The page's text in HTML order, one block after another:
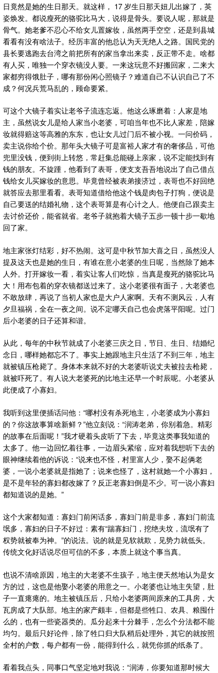
日竟然是她的生日那天。就这样， 17 岁生日那天妞儿出嫁了，英
姿焕发。都说瘦死的骆驼比马大，说得是骨头。要说人呢，那就是
骨气。她老爹不忍心不给女儿置嫁妆，虽然两手空空，还是到县城
看看有没有啥法子。经历丰富的他总认为天无绝人之路。国民党的
县长要逃跑去台湾之前把所有的家当拿出来卖，反正带不走。啥都
有人买，唯独一个穿衣镜没人要。一来这玩意不好搬回家，二来大
家都穷得饿肚子，哪有那份闲心照镜子？难道自己不认识自己了不
成？何况兵荒马乱的，顾命要紧。
可这个大镜子着实让老爷子流连忘返。他这么琢磨着：人家是地
主，虽然说女儿是给人家当小老婆，可咱当年也不比人家差，陪嫁
妆就得赔这等高雅的东东，也让女儿过门后不被小视。一问价码，
卖主说你给个价。那年头大镜子可是富裕人家才有的奢侈品，可他
兜里没钱，便到街上转悠，常赶集总能碰上亲家，说不定能找到有
钱的朋友。不旋踵，他看到了表哥，便支支吾吾地说出了自己借点
钱给女儿买嫁妆的意思。毕竟曾经被表弟接济过，表哥也不好回绝
就答应去那里看看。表哥知道借给他这个钱是肉包子打狗，便说是
自己要送的结婚礼物，这个表哥算是有心计之人。他便自己跟卖主
去讨价还价，能省就省。老爷子就抱着大镜子五步一顿十步一歇地
回了家。
地主家张灯结彩，好不热闹。这可是中秋节加大喜之日，虽然没人
提及这天也是她的生日，有谁在意小老婆的生日呢，当然除了她本
人外。打开嫁妆一看，着实让客人们吃惊，当真是瘦死的骆驼比马
大！用布包着的穿衣镜都送过来了。这小老婆很有面子，大老婆也
不敢放肆，再说了当初人家也是大户人家啊。天有不测风云，人有
夕旦福祸，全在一夜之间。说不定哪天自己也会虎落平阳呢。过门
后小老婆的日子还算和谐。
从此，每年的中秋节就成了小老婆三庆之日，节日、生日、结婚纪
念日，哪样她都忘不了。事实上她跟地主只生活了不到三年，地主
就被镇压枪毙了。身体本来就不好的大老婆听说丈夫被拉去枪毙，
就被吓死了。有人说大老婆死的比地主还早一个时辰呢。小老婆从
此便成了小寡妇。
我听到这里便插话问他：“哪村没有杀死地主，小老婆成为小寡妇
的？你这故事算啥新鲜？”他立刻说：“润涛老弟，你别着急。精彩
的故事在后面呢！”我才硬着头皮听了下去，毕竟这类事我知道的
太多了。他一边回忆着往事，一边眉头紧缩，应对着我想听下去的
眼神继续着他的诉说：“说来也不怪，村里富人少，娶不起俩老
婆，一说小老婆就是指她了；说来也怪了，这村就她一个小寡妇，
是不是年轻的寡妇都改嫁了？反正老寡妇倒是不少。可一说小寡妇
都知道说的是她。”
这个大家都知道：寡妇门前闲话多，寡妇门前是非多，寡妇门前流
氓多，寡妇的日子不好过：素有“踹寡妇门，挖绝夫坟，流氓有了
权势就被奉为神。”的说法。说的就是见软就欺，见势力就低头。
传统文化好话说尽但可信的不多，本质上就这个事当真。
也说不清啥原因，地主的大老婆不生孩子，地主便天然地认为是女
方的过，这也是他娶小老婆的用意之一。小老婆也让地主失望，肚
子一直瘪瘪的。地主被镇压后，只给小老婆两间原来的工具房，大
瓦房成了大队部。地主的家产颇丰，但都是些牲口、农具、粮囤什
么的，也有一些瓷器类的。瓜分起来十分棘手，怎么个分法都不能
均匀。最后只好论件，除了牲口归大队稍后处理外，其它的就按照
全村的户数，每户都有一份，能得到什么，就凭你抓的纸条了。
看着我点头，同事口气坚定地对我说：“润涛，你要知道那时候大